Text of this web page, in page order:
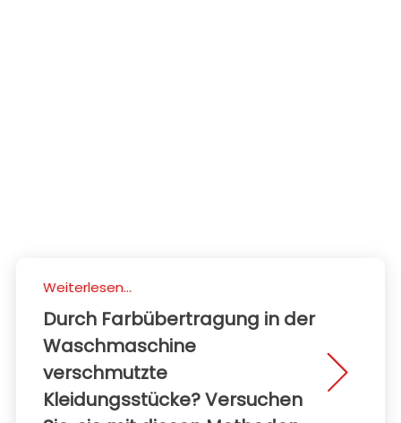
Weiterlesen...
Durch Farbübertragung in der
Waschmaschine
verschmutzte
Kleidungsstücke? Versuchen